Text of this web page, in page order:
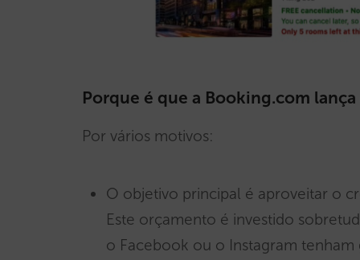
Porque é que a Booking.com lança
Por vários motivos:
O objetivo principal é aproveitar o
Este orçamento é investido
o Facebook ou o Instagram